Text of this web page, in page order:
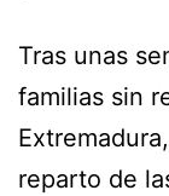
Tras unas
familias sin
reparto de